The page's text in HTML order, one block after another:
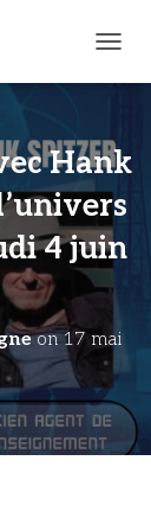
Hank
4 juin
on17 mai